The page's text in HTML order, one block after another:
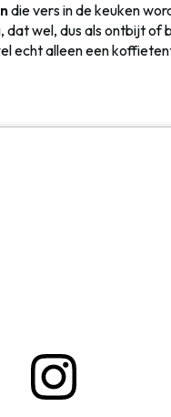
die vers in de keuken
wel, dus als ontbijt of
echt alleen een